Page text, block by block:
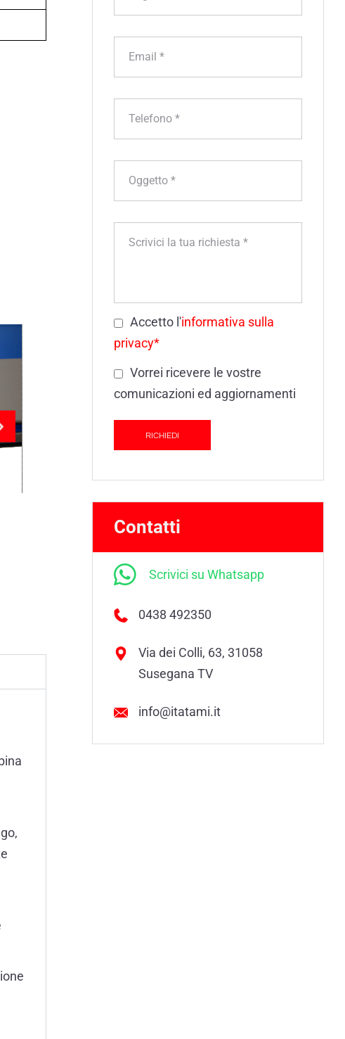
Accetto l'informativa sulla
privacy*
Vorrei ricevere le vostre
comunicazioni ed aggiornamenti
Contatti
Scrivici su Whatsapp
0438 492350
Via dei Colli, 63, 31058
Susegana TV
info@itatami.it